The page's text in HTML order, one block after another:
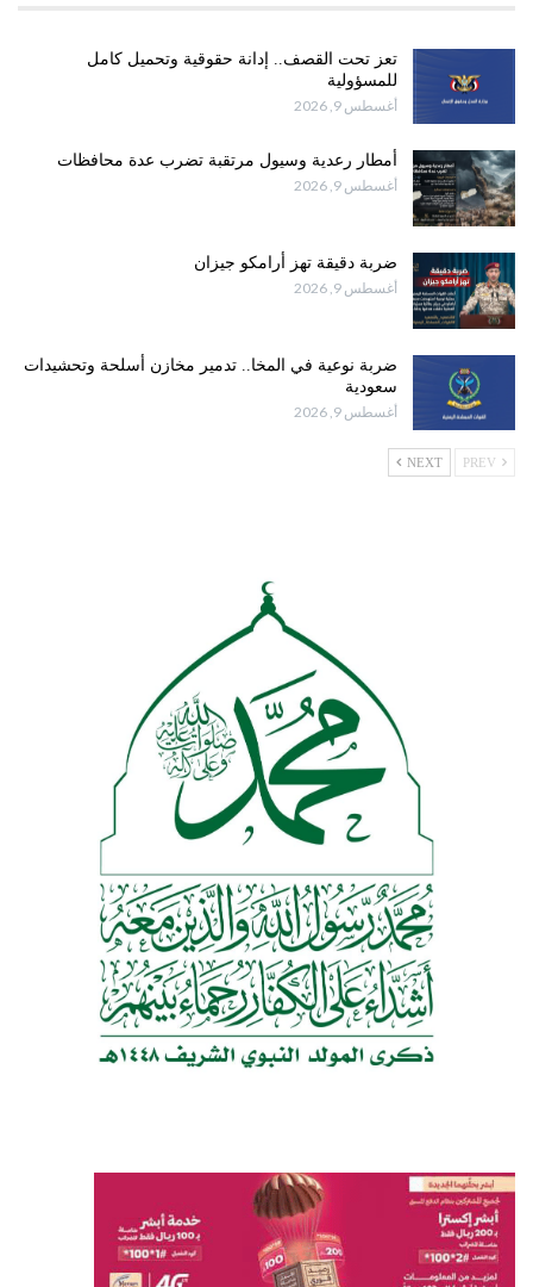
تعز تحت القصف.. إدانة حقوقية وتحميل كامل
للمسؤولية
أغسطس 9, 2026
أمطار رعدية وسيول مرتقبة تضرب عدة محافظات
أغسطس 9, 2026
ضربة دقيقة تهز أرامكو جيزان
أغسطس 9, 2026
ضربة نوعية في المخا.. تدمير مخازن أسلحة وتحشيدات
سعودية
أغسطس 9, 2026
NEXT